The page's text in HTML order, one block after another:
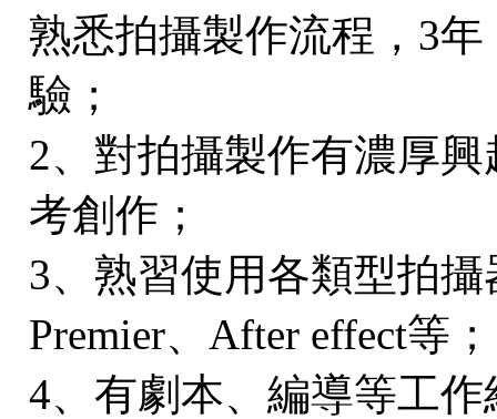
熟悉拍攝製作流程，3
驗；
2、對拍攝製作有濃厚
考創作；
3、熟習使用各類型拍
Premier、After effect等；
4、有劇本、編導等工